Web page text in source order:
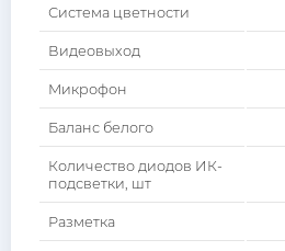
Система цветности
Видеовыход
Микрофон
Баланс белого
Количество диодов ИК-
подсветки, шт
Разметка